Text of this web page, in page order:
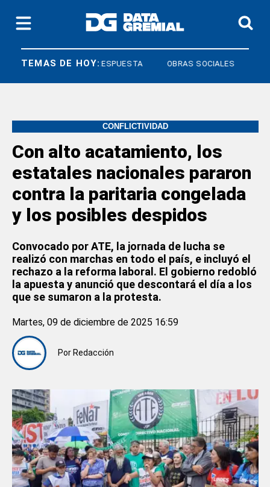
TEMAS DE HOY:
DERECHO A RESPUESTA OBRAS SOCIALES
CONFLICTIVIDAD
Con alto acatamiento, los
estatales nacionales pararon
contra la paritaria congelada
y los posibles despidos
Convocado por ATE, la jornada de lucha se
realizó con marchas en todo el país, e incluyó el
rechazo a la reforma laboral. El gobierno redobló
la apuesta y anunció que descontará el día a los
que se sumaron a la protesta.
Por Redacción
Martes, 09 de diciembre de 2025 16:59